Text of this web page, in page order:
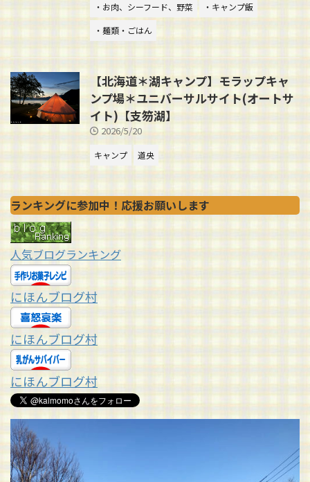
・お肉、シーフード、野菜
・キャンプ飯
・麺類・ごはん
【北海道＊湖キャンプ】モラップキャ
ンプ場＊ユニバーサルサイト(オートサ
イト)【支笏湖】
2026/5/20
キャンプ 道央
ランキングに参加中！応援お願いします
人気ブログランキング
にほんブログ村
にほんブログ村
にほんブログ村